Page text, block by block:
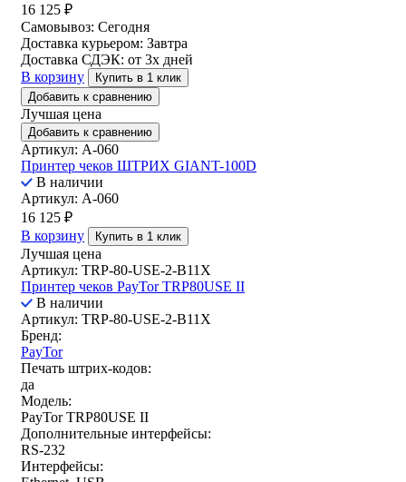
16 125 ₽
Самовывоз: Сегодня
Доставка курьером: Завтра
Доставка СДЭК: от 3х дней
В корзину
Купить в 1 клик
Добавить к сравнению
Лучшая цена
Добавить к сравнению
Артикул: A-060
Принтер чеков ШТРИХ GIANT-100D
В наличии
Артикул: A-060
16 125 ₽
В корзину
Купить в 1 клик
Лучшая цена
Артикул: TRP-80-USE-2-B11X
Принтер чеков PayTor TRP80USE II
В наличии
Артикул: TRP-80-USE-2-B11X
Бренд:
PayTor
Печать штрих-кодов:
да
Модель:
PayTor TRP80USE II
Дополнительные интерфейсы:
RS-232
Интерфейсы: